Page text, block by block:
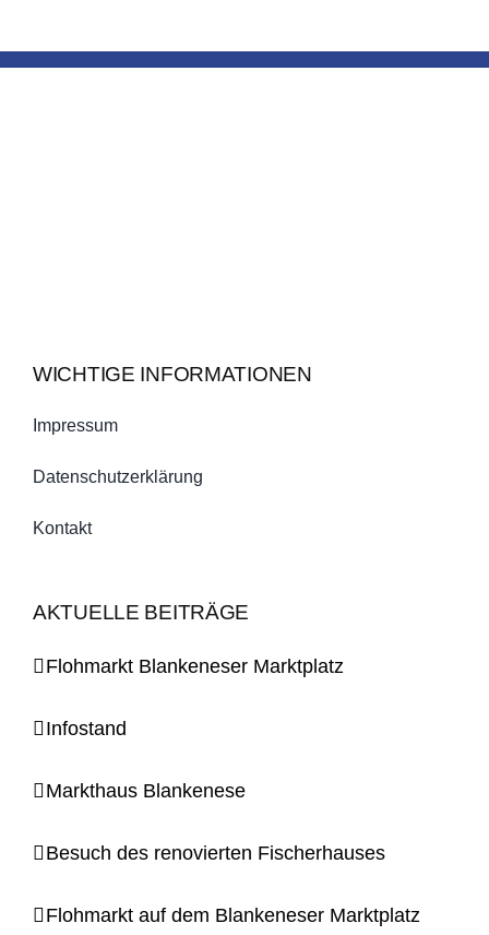
WICHTIGE INFORMATIONEN
Impressum
Datenschutzerklärung
Kontakt
AKTUELLE BEITRÄGE
Flohmarkt Blankeneser Marktplatz
Infostand
Markthaus Blankenese
Besuch des renovierten Fischerhauses
Flohmarkt auf dem Blankeneser Marktplatz